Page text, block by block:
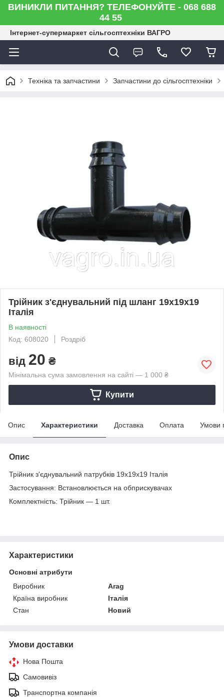
ВИНИКЛИ ПИТАННЯ? ТЕЛЕФОНУЙТЕ - 068 688
44 55
Інтернет-супермаркет сільгосптехніки ВАГРО
Техніка та запчастини Запчастини до сільгосптехніки
Трійник з'єднувальний під шланг 19х19х19
Італія
В наявності
Код: 608020
Роздріб
від 20 ₴
Мінімальна сума замовлення на сайті — 1 000 ₴
Купити
Опис Характеристики Доставка Оплата Умови
Опис
Трійник з'єднувальний патрубків 19х19х19 Італія
Застосування: Встановлюється на обприскувачах
Комплектність: Трійник — 1 шт.
Характеристики
Основні атрибути
Виробник
Arag
Країна виробник
Італія
Стан
Новий
Умови доставки
Нова Пошта
Самовивіз
Транспортна компанія